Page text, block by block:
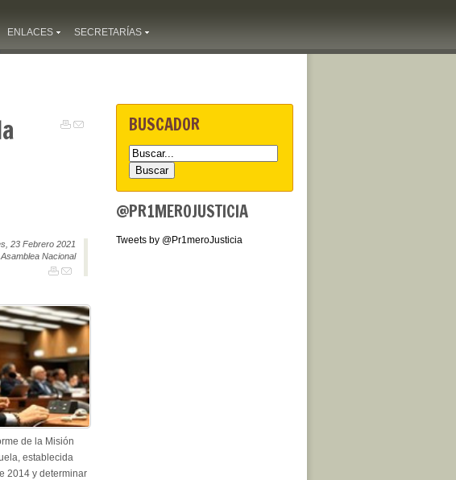
ENLACES SECRETARÍAS
23 Febrero 2021
Nacional
de la Misión
establecida
2014 y determinar
BUSCADOR
@PR1MEROJUSTICIA
Tweets by @Pr1meroJusticia